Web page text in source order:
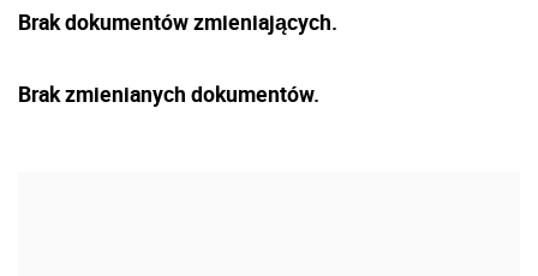
Brak dokumentów zmieniających.
Brak zmienianych dokumentów.